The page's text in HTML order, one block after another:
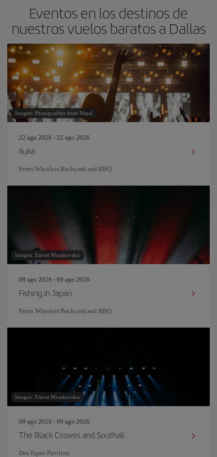
Eventos en los destinos de
nuestros vuelos baratos a Dallas
Imagen: Photographer from Nepal
22 ago 2026 - 22 ago 2026
Iluka
Ferris Wheelers Backyard and BBQ
Imagen: Emvat Mosakovskis
09 ago 2026 - 09 ago 2026
Fishing in Japan
Ferris Wheelers Backyard and BBQ
Imagen: Emvat Mosakovskis
09 ago 2026 - 09 ago 2026
The Black Crowes and Southall
Dos Equis Pavilion